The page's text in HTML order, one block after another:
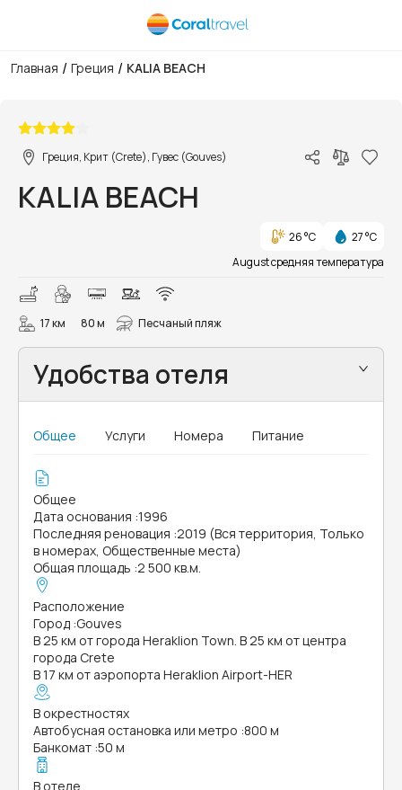
Главная / Греция / KALIA BEACH
Греция, Крит (Crete), Гувес (Gouves)
KALIA BEACH
26 °C
27 °C
August средняя температура
17 км 80 м Песчаный пляж
Удобства отеля
Общее Услуги Номера Питание
Общее
Дата основания :1996
Последняя реновация :2019 (Вся территория, Только
в номерах, Общественные места)
Общая площадь :2 500 кв.м.
Расположение
Город :Gouves
В 25 км от города Heraklion Town. В 25 км от центра
города Crete
В 17 км от аэропорта Heraklion Airport-HER
В окрестностях
Автобусная остановка или метро :800 м
Банкомат :50 м
В отеле